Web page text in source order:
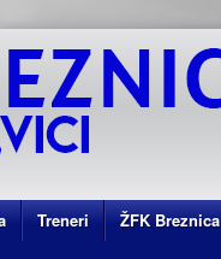
Treneri ŽFK Breznica